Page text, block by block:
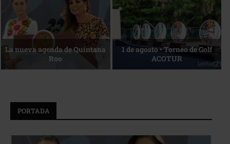
Reconocimiento de viajeros La esencia del servicio
PORTADA